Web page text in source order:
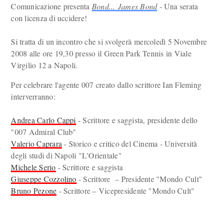
Comunicazione presenta Bond... James Bond- Una serata
con licenza di uccidere!
Si tratta di un incontro che si svolgerà mercoledì 5 Novembre
2008 alle ore 19,30 presso il Green Park Tennis in Viale
Virgilio 12 a Napoli.
Per celebrare l'agente 007 creato dallo scrittore Ian Fleming
interverranno:
Andrea Carlo Cappi - Scrittore e saggista, presidente dello
"007 Admiral Club"
Valerio Caprara - Storico e critico del Cinema - Università
degli studi di Napoli "L'Orientale"
Michele Serio - Scrittore e saggista
Giuseppe Cozzolino - Scrittore – Presidente "Mondo Cult"
Bruno Pezone - Scrittore – Vicepresidente "Mondo Cult"